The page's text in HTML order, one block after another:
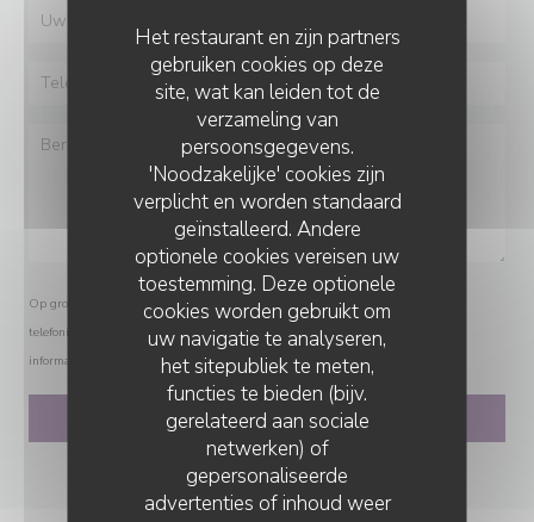
Het restaurant en zijn partners
gebruiken cookies op deze
site, wat kan leiden tot de
verzameling van
persoonsgegevens.
'Noodzakelijke' cookies zijn
verplicht en worden standaard
geïnstalleerd. Andere
optionele cookies vereisen uw
toestemming. Deze optionele
cookies worden gebruikt om
uw navigatie te analyseren,
het sitepubliek te meten,
functies te bieden (bijv.
gerelateerd aan sociale
netwerken) of
gepersonaliseerde
advertenties of inhoud weer
Op grond van de privacywetgeving heeft u het recht om u af te melden voor
telefonische marketing via het Bel-me-niet Register:bel-me-niet.nl
informatie over hoe wij uw gegevens verwerken, zie onsprivacybeleid
CHEZ ANNE ET GASTON